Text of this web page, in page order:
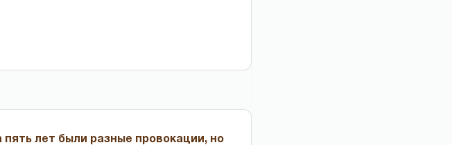
пять лет были разные провокации, но